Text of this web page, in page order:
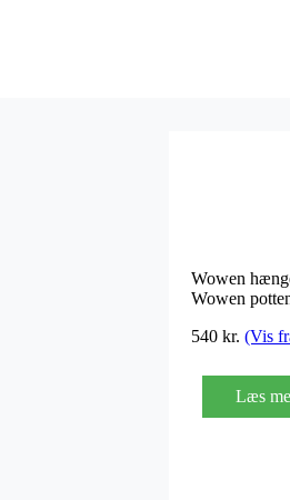
Wowen
Wowen
540 kr. (Vis
Læs